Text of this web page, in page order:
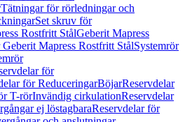
Tätningar för rörledningar och
Set skruv för
Rostfritt StålGeberit Mapress
Mapress Rostfritt StålSystemrör
för
för ReduceringarBöjarReservdelar
T-rörInvändig cirkulationReservdelar
ej löstagbaraReservdelar för